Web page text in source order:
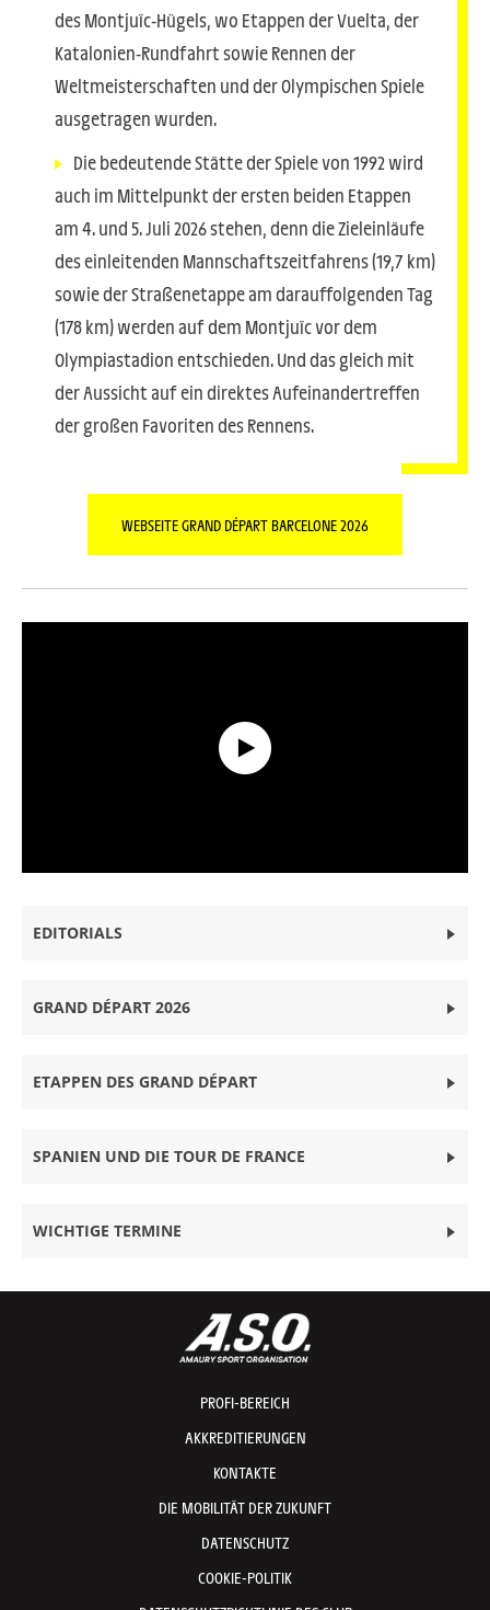
des Montjuïc-Hügels, wo Etappen der Vuelta, der
Katalonien-Rundfahrt sowie Rennen der
Weltmeisterschaften und der Olympischen Spiele
ausgetragen wurden.
Die bedeutende Stätte der Spiele von 1992 wird
auch im Mittelpunkt der ersten beiden Etappen
am 4. und 5. Juli 2026 stehen, denn die Zieleinläufe
des einleitenden Mannschaftszeitfahrens (19,7 km)
sowie der Straßenetappe am darauffolgenden Tag
(178 km) werden auf dem Montjuïc vor dem
Olympiastadion entschieden. Und das gleich mit
der Aussicht auf ein direktes Aufeinandertreffen
der großen Favoriten des Rennens.
WEBSEITE GRAND DÉPART BARCELONE 2026
EDITORIALS
GRAND DÉPART 2026
ETAPPEN DES GRAND DÉPART
SPANIEN UND DIE TOUR DE FRANCE
WICHTIGE TERMINE
PROFI-BEREICH
AKKREDITIERUNGEN
KONTAKTE
DIE MOBILITÄT DER ZUKUNFT
DATENSCHUTZ
COOKIE-POLITIK